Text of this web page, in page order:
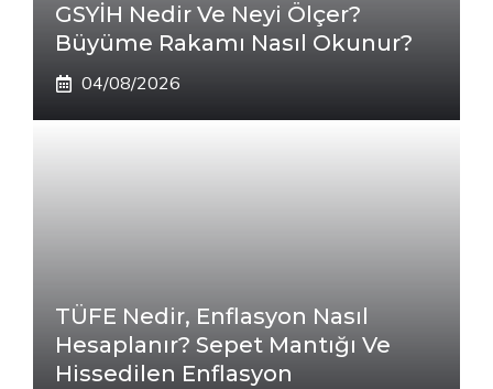
GSYİH Nedir Ve Neyi Ölçer?
Büyüme Rakamı Nasıl Okunur?
04/08/2026
TÜFE Nedir, Enflasyon Nasıl
Hesaplanır? Sepet Mantığı Ve
Hissedilen Enflasyon